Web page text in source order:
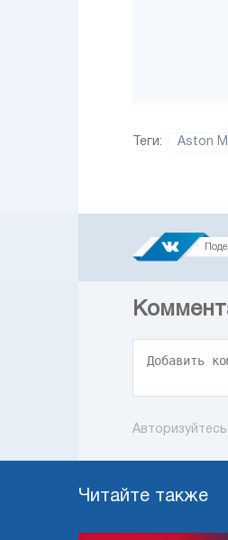
Теги: Aston
Авторизуйтесь
Читайте также